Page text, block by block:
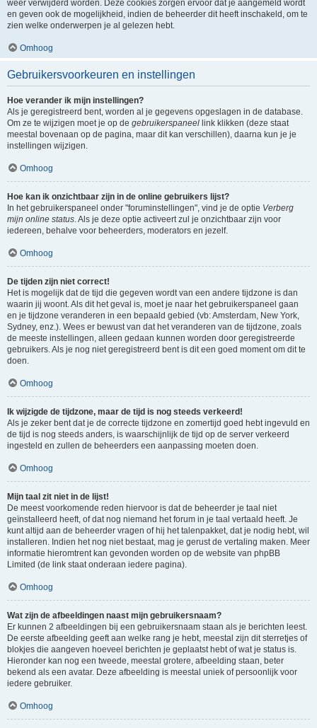
weer verwijderd worden. Deze cookies zorgen ervoor dat je aangemeld wordt
en geven ook de mogelijkheid, indien de beheerder dit heeft inschakeld, om te
zien welke onderwerpen je al gelezen hebt.
Omhoog
Gebruikersvoorkeuren en instellingen
Hoe verander ik mijn instellingen?
Als je geregistreerd bent, worden al je gegevens opgeslagen in de database.
Om ze te wijzigen moet je op de gebruikerspaneel link klikken (deze staat
meestal bovenaan op de pagina, maar dit kan verschillen), daarna kun je je
instellingen wijzigen.
Omhoog
Hoe kan ik onzichtbaar zijn in de online gebruikers lijst?
In het gebruikerspaneel onder "foruminstellingen", vind je de optie Verberg
mijn online status. Als je deze optie activeert zul je onzichtbaar zijn voor
iedereen, behalve voor beheerders, moderators en jezelf.
Omhoog
De tijden zijn niet correct!
Het is mogelijk dat de tijd die gegeven wordt van een andere tijdzone is dan
waarin jij woont. Als dit het geval is, moet je naar het gebruikerspaneel gaan
en je tijdzone veranderen in een bepaald gebied (vb: Amsterdam, New York,
Sydney, enz.). Wees er bewust van dat het veranderen van de tijdzone, zoals
de meeste instellingen, alleen gedaan kunnen worden door geregistreerde
gebruikers. Als je nog niet geregistreerd bent is dit een goed moment om dit te
doen.
Omhoog
Ik wijzigde de tijdzone, maar de tijd is nog steeds verkeerd!
Als je zeker bent dat je de correcte tijdzone en zomertijd goed hebt ingevuld en
de tijd is nog steeds anders, is waarschijnlijk de tijd op de server verkeerd
ingesteld en zullen de beheerders een aanpassing moeten doen.
Omhoog
Mijn taal zit niet in de lijst!
De meest voorkomende reden hiervoor is dat de beheerder je taal niet
geïnstalleerd heeft, of dat nog niemand het forum in je taal vertaald heeft. Je
kunt altijd aan de beheerder vragen of hij het talenpakket, dat je nodig hebt, wil
installeren. Indien het nog niet bestaat, mag je gerust de vertaling maken. Meer
informatie hieromtrent kan gevonden worden op de website van phpBB
Limited (de link staat onderaan iedere pagina).
Omhoog
Wat zijn de afbeeldingen naast mijn gebruikersnaam?
Er kunnen 2 afbeeldingen bij een gebruikersnaam staan als je berichten leest.
De eerste afbeelding geeft aan welke rang je hebt, meestal zijn dit sterretjes of
blokjes die aangeven hoeveel berichten je geplaatst hebt of wat je status is.
Hieronder kan nog een tweede, meestal grotere, afbeelding staan, beter
bekend als een avatar. Deze afbeelding is meestal uniek of persoonlijk voor
iedere gebruiker.
Omhoog